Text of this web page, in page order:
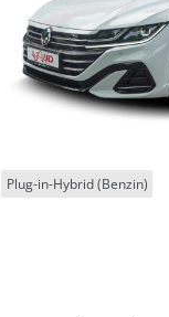
Plug-in-Hybrid (Benzin)